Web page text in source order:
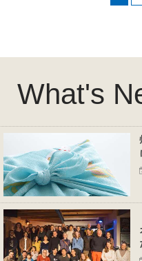
What's